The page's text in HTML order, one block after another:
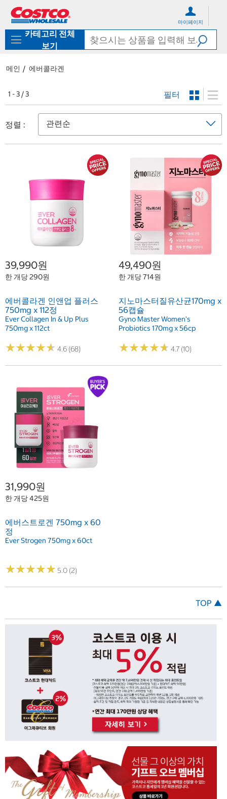
로
기
가
마이페이지
카테고리 전체
보기
메인 에버콜라겐
1 - 3 / 3 필터
정렬 :
39,990원
한 개당 290원
에버콜라겐 인앤업 플러스
750mg x 112정
Ever Collagen In & Up Plus
750mg x 112ct
★★★★★
★★★★★ 4.6 (68)
49,490원
한 개당 714원
지노마스터질유산균170mg x
56캡슐
Gyno Master Women's
Probiotics 170mg x 56cp
★★★★★
★★★★★ 4.7 (10)
31,990원
한 개당 425원
에버스트로겐 750mg x 60
정
Ever Strogen 750mg x 60ct
★★★★★
★★★★★ 5.0 (2)
TOP ▲